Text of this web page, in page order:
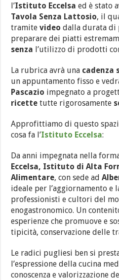
l’Istituto Eccelsa ed è stato
Tavola Senza Lattosio, il
tramitevideo dalla durata di
preparare dei piatti
senza l’utilizzo di prodotti
La rubrica avrà una cadenza
un appuntamento fisso e
Pascazio impegnato a
ricette tutte rigorosamente
Approfittiamo di questo
cosa fa l’Istituto Eccelsa:
Da anni impegnata nella
Eccelsa, Istituto di Alta
Alimentare, con sede ad
ideale per l’aggiornamento e
professionisti e cultori del
enogastronomico. Un
esperienze che promuove e
tipicità, conservazione delle
Le radici pugliesi ben si
l’espressione della cucina
conoscenza e valorizzazione